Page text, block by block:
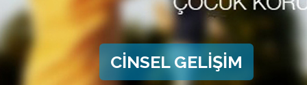
CİNSEL GELİŞİM